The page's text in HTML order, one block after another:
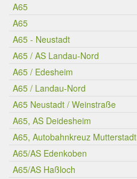
A65
A65
A65 - Neustadt
A65 / AS Landau-Nord
A65 / Edesheim
A65 / Landau-Nord
A65 Neustadt / Weinstraße
A65, AS Deidesheim
A65, Autobahnkreuz Mutterstadt
A65/AS Edenkoben
A65/AS Haßloch